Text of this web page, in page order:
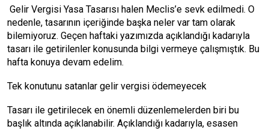
Gelir Vergisi Yasa Tasarısı halen Meclis’e sevk edilmedi. O
nedenle, tasarının içeriğinde başka neler var tam olarak
bilemiyoruz. Geçen haftaki yazımızda açıklandığı kadarıyla
tasarı ile getirilenler konusunda bilgi vermeye çalışmıştık. Bu
hafta konuya devam edelim.
Tek konutunu satanlar gelir vergisi ödemeyecek
Tasarı ile getirilecek en önemli düzenlemelerden biri bu
başlık altında açıklanabilir. Açıklandığı kadarıyla, esasen